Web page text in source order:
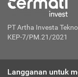
PT Artha Investa
KEP-7/PM.21/2021
Langganan untuk